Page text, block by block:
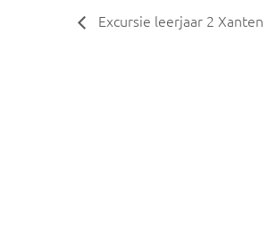
Excursie leerjaar 2 Xanten